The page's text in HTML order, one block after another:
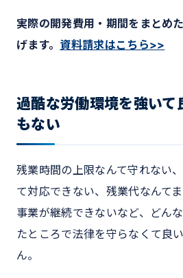
実際の開発費用・期間をまとめ
げます。 資料請求はこちら>>
過酷な労働環境を強いて
もない
残業時間の上限なんて守れない
て対応できない、残業代なんて
事業が継続できないなど、どん
たところで法律を守らなくて良
ん。